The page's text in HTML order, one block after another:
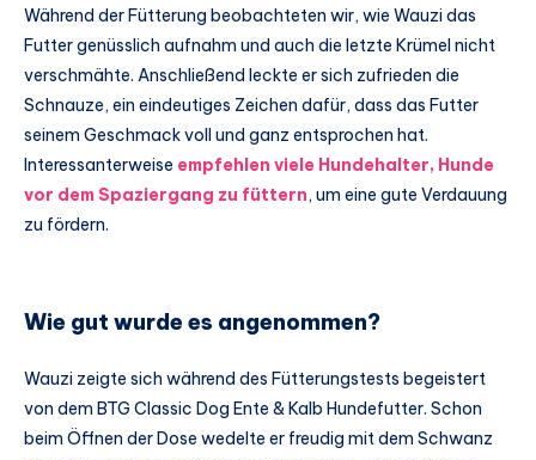
Während der Fütterung beobachteten wir, wie Wauzi das
Futter genüsslich aufnahm und auch die letzte Krümel nicht
verschmähte. Anschließend leckte er sich zufrieden die
Schnauze, ein eindeutiges Zeichen dafür, dass das Futter
seinem Geschmack voll und ganz entsprochen hat.
Interessanterweise empfehlen viele Hundehalter, Hunde
vor dem Spaziergang zu füttern, um eine gute Verdauung
zu fördern.
Wie gut wurde es angenommen?
Wauzi zeigte sich während des Fütterungstests begeistert
von dem BTG Classic Dog Ente & Kalb Hundefutter. Schon
beim Öffnen der Dose wedelte er freudig mit dem Schwanz